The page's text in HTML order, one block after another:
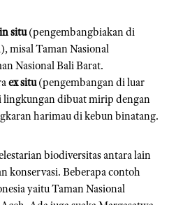
in situ(pengembangbiakan di
misal Taman Nasional
Nasional Bali Barat.
ex situ(pengembangan di luar
lingkungan dibuat mirip dengan
harimau di kebun binatang.
biodiversitas antara lain
konservasi. Beberapa contoh
yaitu Taman Nasional